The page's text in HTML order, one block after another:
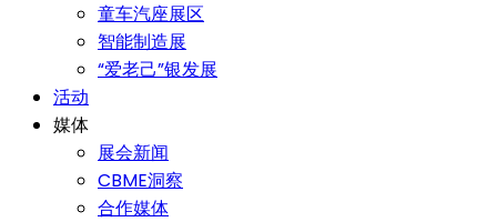
童车汽座展区
智能制造展
“爱老己”银发展
活动
媒体
展会新闻
CBME洞察
合作媒体